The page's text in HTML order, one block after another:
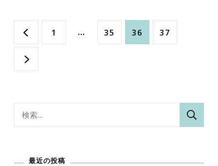
投
稿
の
ペ
ー
ジ
固
ー
ジ
1 … 固
ー
ジ
35 固
ー
ジ
36 固
ー
ジ
37
最近の投稿